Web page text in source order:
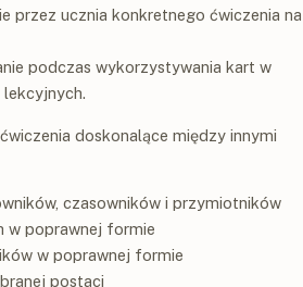
przez ucznia konkretnego ćwiczenia na
podczas wykorzystywania kart w
doskonalące między innymi
czasowników i przymiotników
w poprawnej formie
w poprawnej formie
postaci